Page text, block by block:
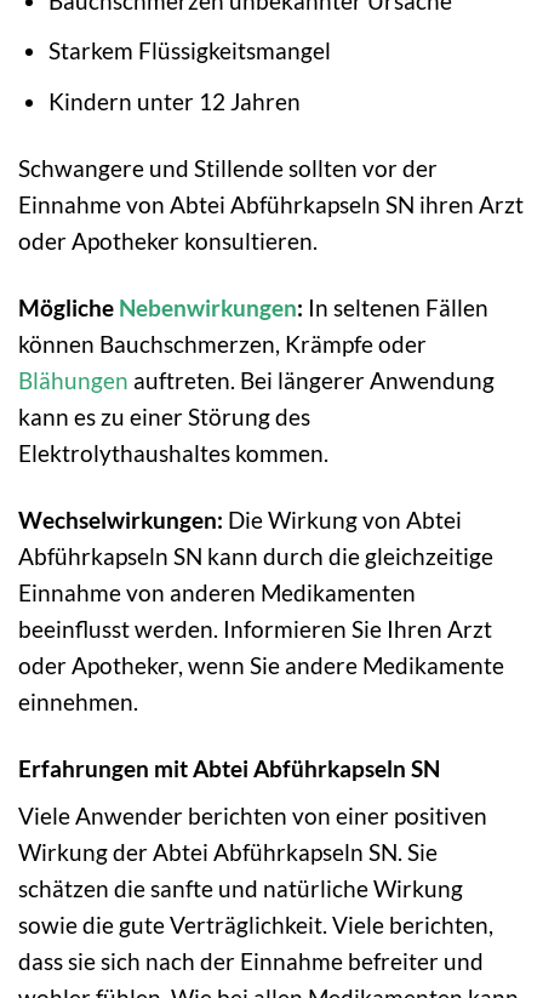
Starkem Flüssigkeitsmangel
Kindern unter 12 Jahren
Schwangere und Stillende sollten vor der
Einnahme von Abtei Abführkapseln SN ihren Arzt
oder Apotheker konsultieren.
Mögliche Nebenwirkungen: In seltenen Fällen
können Bauchschmerzen, Krämpfe oder
Blähungen auftreten. Bei längerer Anwendung
kann es zu einer Störung des
Elektrolythaushaltes kommen.
Wechselwirkungen: Die Wirkung von Abtei
Abführkapseln SN kann durch die gleichzeitige
Einnahme von anderen Medikamenten
beeinflusst werden. Informieren Sie Ihren Arzt
oder Apotheker, wenn Sie andere Medikamente
einnehmen.
Erfahrungen mit Abtei Abführkapseln SN
Viele Anwender berichten von einer positiven
Wirkung der Abtei Abführkapseln SN. Sie
schätzen die sanfte und natürliche Wirkung
sowie die gute Verträglichkeit. Viele berichten,
dass sie sich nach der Einnahme befreiter und